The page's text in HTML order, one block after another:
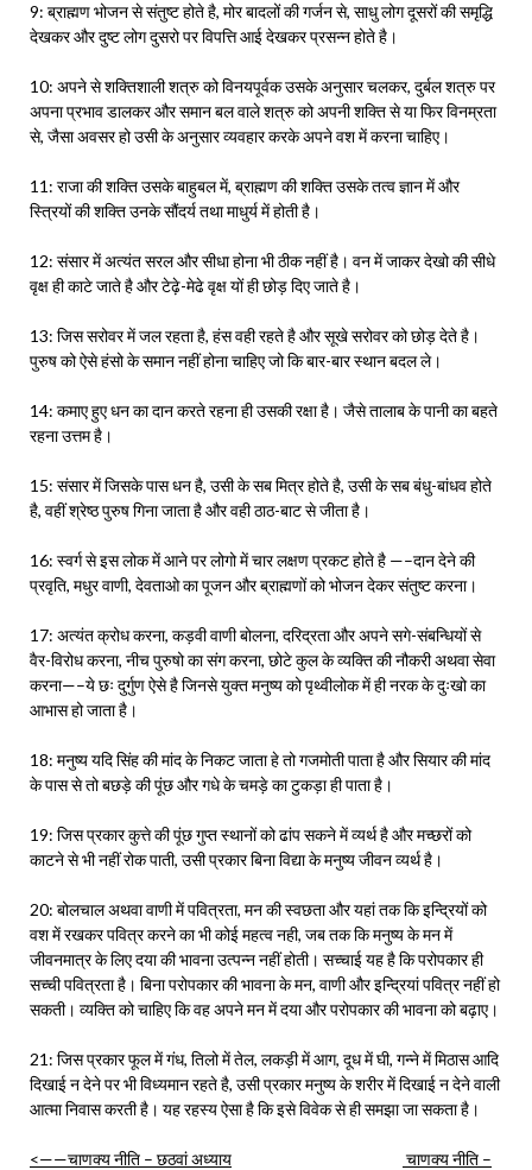
9: ब्राह्मण भोजन से संतुष्ट होते है, मोर बादलों की गर्जन से, साधु लोग दूसरों की समृद्धि
देखकर और दुष्ट लोग दुसरो पर विपत्ति आई देखकर प्रसन्न होते है।
10: अपने से शक्तिशाली शत्रु को विनयपूर्वक उसके अनुसार चलकर, दुर्बल शत्रु पर
अपना प्रभाव डालकर और समान बल वाले शत्रु को अपनी शक्ति से या फिर विनम्रता
से, जैसा अवसर हो उसी के अनुसार व्यवहार करके अपने वश में करना चाहिए।
11: राजा की शक्ति उसके बाहुबल में, ब्राह्मण की शक्ति उसके तत्व ज्ञान में और
स्त्रियों की शक्ति उनके सौंदर्य तथा माधुर्य में होती है।
12: संसार में अत्यंत सरल और सीधा होना भी ठीक नहीं है। वन में जाकर देखो की सीधे
वृक्ष ही काटे जाते है और टेढ़े-मेढे वृक्ष यों ही छोड़ दिए जाते है।
13: जिस सरोवर में जल रहता है, हंस वही रहते है और सूखे सरोवर को छोड़ देते है।
पुरुष को ऐसे हंसो के समान नहीं होना चाहिए जो कि बार-बार स्थान बदल ले।
14: कमाए हुए धन का दान करते रहना ही उसकी रक्षा है। जैसे तालाब के पानी का बहते
रहना उत्तम है।
15: संसार में जिसके पास धन है, उसी के सब मित्र होते है, उसी के सब बंधु-बांधव होते
है, वहीं श्रेष्ठ पुरुष गिना जाता है और वही ठाठ-बाट से जीता है।
16: स्वर्ग से इस लोक में आने पर लोगो में चार लक्षण प्रकट होते है —–दान देने की
प्रवृति, मधुर वाणी, देवताओ का पूजन और ब्राह्मणों को भोजन देकर संतुष्ट करना।
17: अत्यंत क्रोध करना, कड़वी वाणी बोलना, दरिद्रता और अपने सगे-संबन्धियों से
वैर-विरोध करना, नीच पुरुषो का संग करना, छोटे कुल के व्यक्ति की नौकरी अथवा सेवा
करना—–ये छः दुर्गुण ऐसे है जिनसे युक्त मनुष्य को पृथ्वीलोक में ही नरक के दुःखो का
आभास हो जाता है।
18: मनुष्य यदि सिंह की मांद के निकट जाता हे तो गजमोती पाता है और सियार की मांद
के पास से तो बछड़े की पूंछ और गधे के चमड़े का टुकड़ा ही पाता है।
19: जिस प्रकार कुत्ते की पूंछ गुप्त स्थानों को ढांप सकने में व्यर्थ है और मच्छरों को
काटने से भी नहीं रोक पाती, उसी प्रकार बिना विद्या के मनुष्य जीवन व्यर्थ है।
20: बोलचाल अथवा वाणी में पवित्रता, मन की स्वछता और यहां तक कि इन्द्रियों को
वश में रखकर पवित्र करने का भी कोई महत्व नही, जब तक कि मनुष्य के मन में
जीवनमात्र के लिए दया की भावना उत्पन्न नहीं होती। सच्चाई यह है कि परोपकार ही
सच्ची पवित्रता है। बिना परोपकार की भावना के मन, वाणी और इन्द्रियां पवित्र नहीं हो
सकती। व्यक्ति को चाहिए कि वह अपने मन में दया और परोपकार की भावना को बढ़ाए।
21: जिस प्रकार फूल में गंध, तिलो में तेल, लकड़ी में आग, दूध में घी, गन्ने में मिठास आदि
दिखाई न देने पर भी विध्यमान रहते है, उसी प्रकार मनुष्य के शरीर में दिखाई न देने वाली
आत्मा निवास करती है। यह रहस्य ऐसा है कि इसे विवेक से ही समझा जा सकता है।
<——चाणक्य नीति – छठवां अध्याय चाणक्य नीति –